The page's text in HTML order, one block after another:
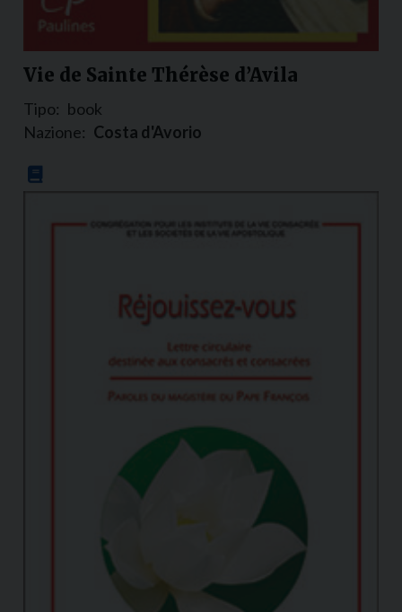
Vie de Sainte Thérèse d’Avila
Tipo: book
Nazione: Costa d'Avorio